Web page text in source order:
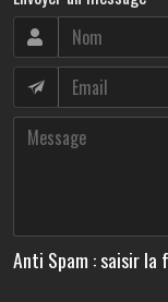
Anti Spam : saisir la